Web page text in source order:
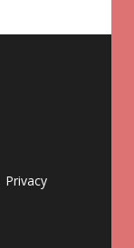
Privacy